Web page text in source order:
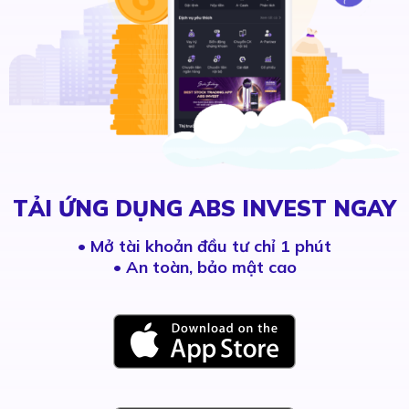
TẢI ỨNG DỤNG ABS INVEST NGAY
• Mở tài khoản đầu tư chỉ 1 phút
• An toàn, bảo mật cao